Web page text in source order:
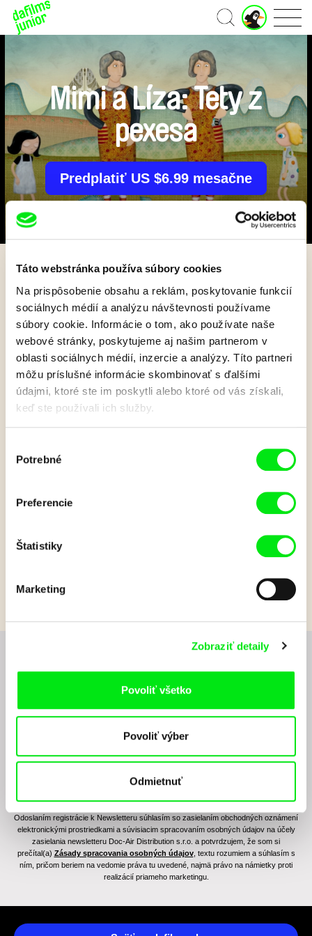
Táto webstránka používa súbory cookies
Na prispôsobenie obsahu a reklám, poskytovanie funkcií
sociálnych médií a analýzu návštevnosti používame
súbory cookie. Informácie o tom, ako používate naše
webové stránky, poskytujeme aj našim partnerom v
oblasti sociálnych médií, inzercie a analýzy. Títo partneri
môžu príslušné informácie skombinovať s ďalšími
údajmi, ktoré ste im poskytli alebo ktoré od vás získali,
keď ste používali ich služby.
súhlasu
Potrebné
Preferencie
Štatistiky
Marketing
Zobraziť detaily
Povoliť všetko
Povoliť výber
Odmietnuť
Domov
J
u
ú
č
e
Mimi a Líza: Tety z
pexesa
Predplatiť US $6.99 mesačne
Mimi a Líza: Tety z
pexesa
Zobraziť viac
Je nám ľúto, ale tento film nie je vo Vašej krajine
k dispozícií.
junior programe?
Odoslaním registrácie k Newsletteru súhlasím so zasielaním obchodných oznámení
elektronickými prostriedkami a súvisiacim spracovaním osobných údajov na účely
zasielania newsletteru Doc-Air Distribution s.r.o. a potvrdzujem, že som si
prečítal(a) Zásady spracovania osobných údajov, textu rozumiem a súhlasím s
ním, pričom beriem na vedomie práva tu uvedené, najmä právo na námietky proti
realizácií priameho marketingu.